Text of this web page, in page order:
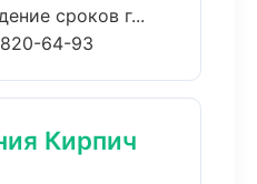
сроков г...
64-93
Кирпич